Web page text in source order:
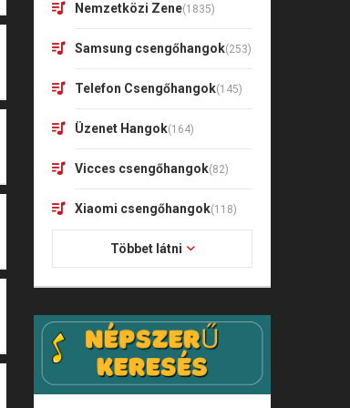
Nemzetközi Zene(1835)
Samsung csengőhangok(253)
Telefon Csengőhangok(145)
Üzenet Hangok(164)
Vicces csengőhangok(82)
Xiaomi csengőhangok(118)
Többet látni